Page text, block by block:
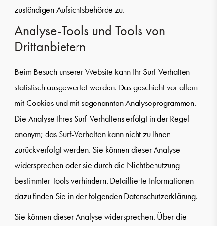
zuständigen Aufsichtsbehörde zu.
Analyse-Tools und Tools von
Drittanbietern
Beim Besuch unserer Website kann Ihr Surf-Verhalten
statistisch ausgewertet werden. Das geschieht vor allem
mit Cookies und mit sogenannten Analyseprogrammen.
Die Analyse Ihres Surf-Verhaltens erfolgt in der Regel
anonym; das Surf-Verhalten kann nicht zu Ihnen
zurückverfolgt werden. Sie können dieser Analyse
widersprechen oder sie durch die Nichtbenutzung
bestimmter Tools verhindern. Detaillierte Informationen
dazu finden Sie in der folgenden Datenschutzerklärung.
Sie können dieser Analyse widersprechen. Über die